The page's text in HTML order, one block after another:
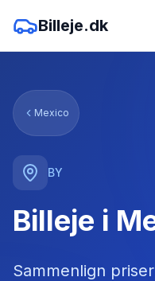
Billeje.dk
Mexico
BY
Billeje i
Sammenlign